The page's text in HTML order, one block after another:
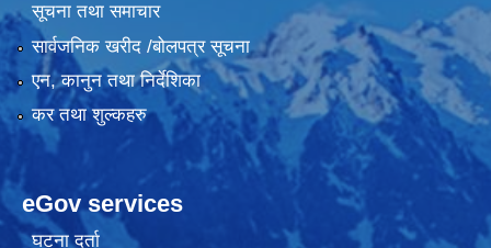
सूचना तथा समाचार
सार्वजनिक खरीद /बोलपत्र सूचना
एन, कानुन तथा निर्देशिका
कर तथा शुल्कहरु
eGov services
घटना दर्ता